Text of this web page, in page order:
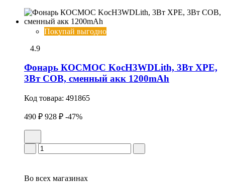
Покупай выгодно
4.9
Фонарь КОСМОС KocH3WDLith, 3Вт ХРЕ,
3Вт СОВ, сменный акк 1200mAh
Код товара: 491865
490 ₽ 928 ₽ -47%
Во всех магазинах